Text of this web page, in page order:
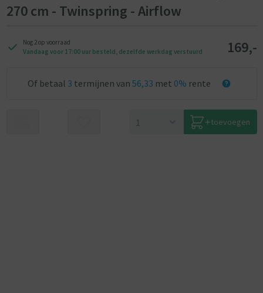
270 cm - Twinspring - Airflow
Nog 2 op voorraad
Vandaag voor 17:00 uur besteld, dezelfde werkdag verstuurd
169,-
Of betaal 3 termijnen van 56,33 met 0% rente
toevoegen